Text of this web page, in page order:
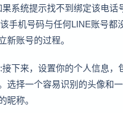
系统提示找不到绑定该电话
手机号码与任何LINE账号都
新账号的过程。
下来，设置你的个人信息，
选择一个容易识别的头像和
昵称。